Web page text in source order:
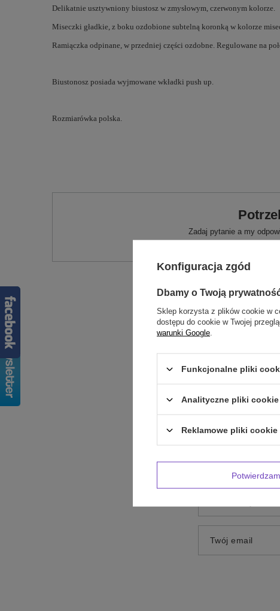
Delikatnie usztywniony biustosz w zmysłowym, czerwonym kolorze.
Miseczki gładkie, z boku ozdobione subtelną koronką w kolorze
Ramiączka odpinane, w przedniej części ozdobne. Regulowane na
Biustonosz posiada wyjmowane wkładki push up.
Rozmiarówka polska.
Zadaj pytanie a my
Twój email
Konfiguracja zgód
Dbamy o Twoją
Sklep korzysta z plików cookie w
dostępu do cookie w Twojej
warunki Google
Funkcjonalne pliki
Analityczne pliki cookie
Reklamowe pliki cookie